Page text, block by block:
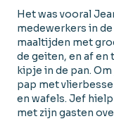
Het was vooral
medewerkers in
maaltijden met
de geiten, en af en
kipje in de pan.
pap met
en wafels. Jef
met zijn gasten